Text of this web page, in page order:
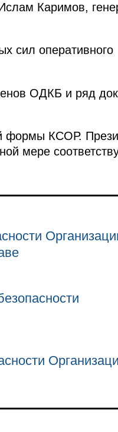
Каримов,
сил оперативного
ОДКБ и ряд
формы КСОР.
мере